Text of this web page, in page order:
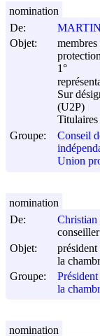
De:
Objet:
1°
Sur
(U2P)
Titulaires
Groupe:
Conseil
Union
nomination
De:
Objet:
président
la
Groupe:
la
nomination
nomination